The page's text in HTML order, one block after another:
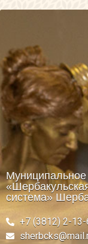
система»
+7 (3812) 2-13-